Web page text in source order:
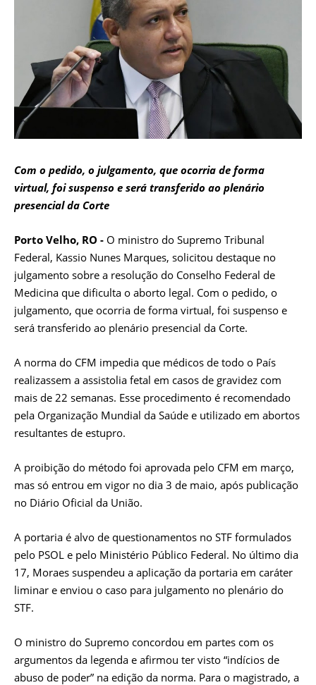
Com o pedido, o julgamento, que ocorria de forma
virtual, foi suspenso e será transferido ao plenário
presencial da Corte
Porto Velho, RO - O ministro do Supremo Tribunal
Federal, Kassio Nunes Marques, solicitou destaque no
julgamento sobre a resolução do Conselho Federal de
Medicina que dificulta o aborto legal. Com o pedido, o
julgamento, que ocorria de forma virtual, foi suspenso e
será transferido ao plenário presencial da Corte.
A norma do CFM impedia que médicos de todo o País
realizassem a assistolia fetal em casos de gravidez com
mais de 22 semanas. Esse procedimento é recomendado
pela Organização Mundial da Saúde e utilizado em abortos
resultantes de estupro.
A proibição do método foi aprovada pelo CFM em março,
mas só entrou em vigor no dia 3 de maio, após publicação
no Diário Oficial da União.
A portaria é alvo de questionamentos no STF formulados
pelo PSOL e pelo Ministério Público Federal. No último dia
17, Moraes suspendeu a aplicação da portaria em caráter
liminar e enviou o caso para julgamento no plenário do
STF.
O ministro do Supremo concordou em partes com os
argumentos da legenda e afirmou ter visto “indícios de
abuso de poder” na edição da norma. Para o magistrado, a